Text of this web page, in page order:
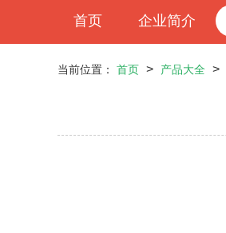
首页 企业简介
当前位置： 首页 > 产品大全 >